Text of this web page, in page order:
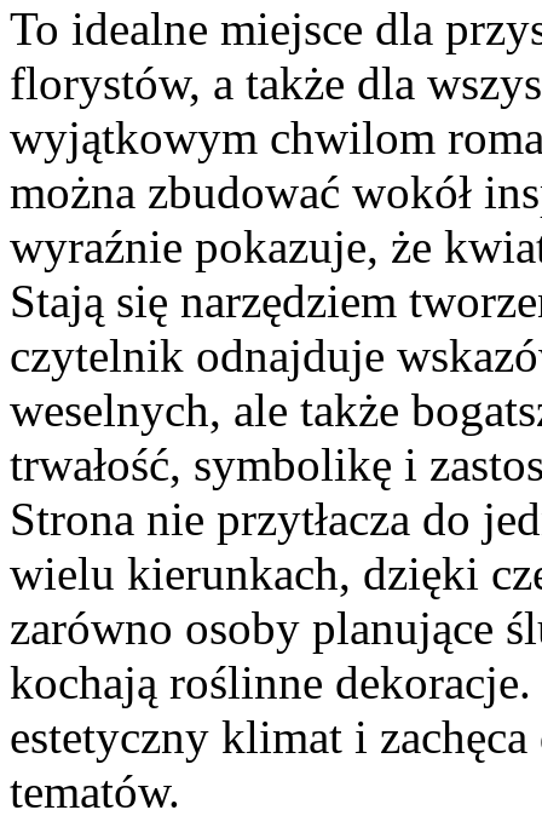
To idealne miejsce dla
florystów, a także dla
wyjątkowym chwilom
można zbudować wokół
wyraźnie pokazuje, że
Stają się narzędziem
czytelnik odnajduje
weselnych, ale także
trwałość, symbolikę i
Strona nie przytłacza do
wielu kierunkach, dzięki
zarówno osoby planujące
kochają roślinne
estetyczny klimat i
tematów.